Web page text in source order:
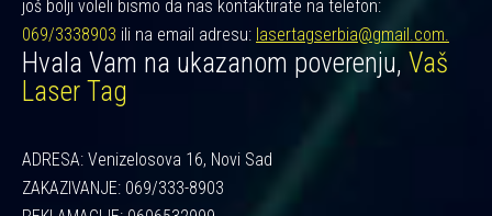
još bolji voleli bismo da nas kontaktirate na telefon:
069/3338903 ili na email adresu: lasertagserbia@gmail.com.
Hvala Vam na ukazanom poverenju, Vaš
Laser Tag
ADRESA: Venizelosova 16, Novi Sad
ZAKAZIVANJE: 069/333-8903